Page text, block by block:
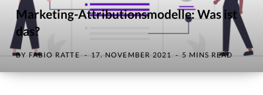
Marketing-Attributionsmodelle: Was ist
das?
BY FABIO RATTE 17. NOVEMBER 2021 5 MINS READ